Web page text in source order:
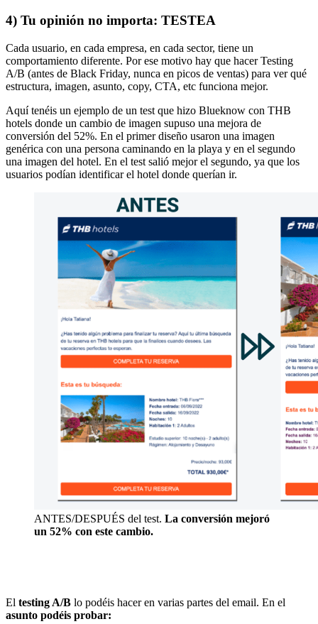
4) Tu opinión no importa: TESTEA
Cada usuario, en cada empresa, en cada sector, tiene un
comportamiento diferente. Por ese motivo hay que hacer Testing
A/B (antes de Black Friday, nunca en picos de ventas) para ver qué
estructura, imagen, asunto, copy, CTA, etc funciona mejor.
Aquí tenéis un ejemplo de un test que hizo Blueknow con THB
hotels donde un cambio de imagen supuso una mejora de
conversión del 52%. En el primer diseño usaron una imagen
genérica con una persona caminando en la playa y en el segundo
una imagen del hotel. En el test salió mejor el segundo, ya que los
usuarios podían identificar el hotel donde querían ir.
ANTES/DESPUÉS del test. La conversión mejoró
un 52% con este cambio.
El testing A/B lo podéis hacer en varias partes del email. En el
asunto podéis probar: